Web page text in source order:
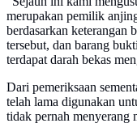
merupakan pemilik
berdasarkan keterangan
tersebut, dan barang
terdapat darah bekas
Dari pemeriksaan
telah lama digunakan
tidak pernah menyerang